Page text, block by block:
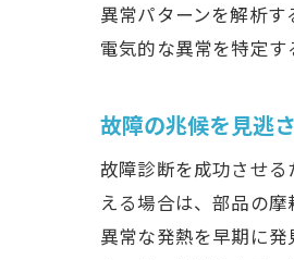
異常パターンを解析
電気的な異常を特定
故障の兆候を見逃
故障診断を成功させ
える場合は、部品の
異常な発熱を早期に